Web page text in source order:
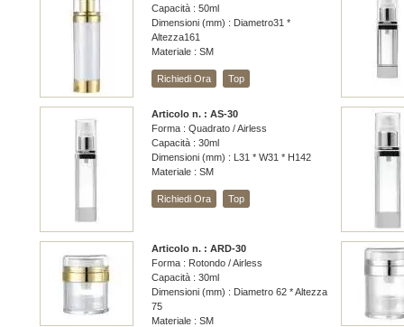
Capacità : 50ml
Dimensioni (mm) : Diametro31 *
Altezza161
Materiale : SM
Richiedi Ora Top
Articolo n. : AS-30
Forma : Quadrato / Airless
Capacità : 30ml
Dimensioni (mm) : L31 * W31 * H142
Materiale : SM
Richiedi Ora Top
Articolo n. : ARD-30
Forma : Rotondo / Airless
Capacità : 30ml
Dimensioni (mm) : Diametro 62 * Altezza
75
Materiale : SM